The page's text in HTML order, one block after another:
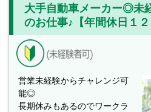
大手自動車メーカー◎未
のお仕事♪【年間休日１２
営業未経験からチャレンジ可
能◎
長期休みもあるのでワークラ